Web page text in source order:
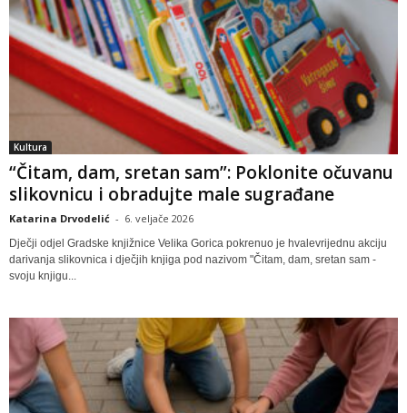
Kultura
“Čitam, dam, sretan sam”: Poklonite očuvanu
slikovnicu i obradujte male sugrađane
Katarina Drvodelić - 6. veljače 2026
Dječji odjel Gradske knjižnice Velika Gorica pokrenuo je hvalevrijednu akciju
darivanja slikovnica i dječjih knjiga pod nazivom "Čitam, dam, sretan sam -
svoju knjigu...